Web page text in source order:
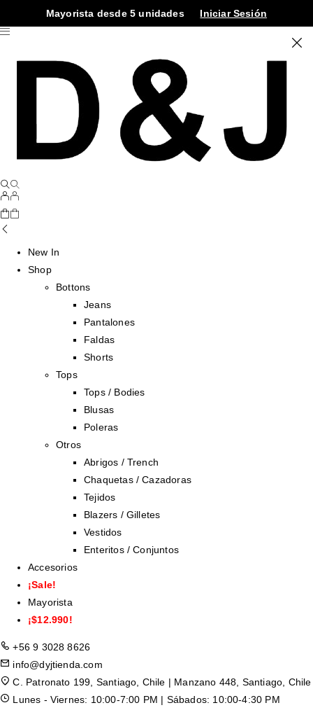
Mayorista desde 5 unidades Iniciar Sesión
New In
Shop
Bottons
Jeans
Pantalones
Faldas
Shorts
Tops
Tops / Bodies
Blusas
Poleras
Otros
Abrigos / Trench
Chaquetas / Cazadoras
Tejidos
Blazers / Gilletes
Vestidos
Enteritos / Conjuntos
Accesorios
¡Sale!
Mayorista
¡$12.990!
+56 9 3028 8626
info@dyjtienda.com
C. Patronato 199, Santiago, Chile | Manzano 448, Santiago, Chile
Lunes - Viernes: 10:00-7:00 PM | Sábados: 10:00-4:30 PM